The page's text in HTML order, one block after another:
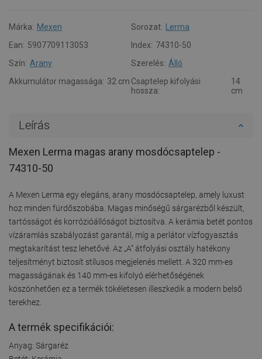
Márka: Mexen Sorozat:
Lerma
Ean: 5907709113053 Index: 74310-50
Szín: Arany Szerelés: Álló
Akkumulátor magassága: 32 cm Csaptelep kifolyási
hossza:
14
cm
Leírás
Mexen Lerma magas arany mosdócsaptelep -
74310-50
A Mexen Lerma egy elegáns, arany mosdócsaptelep, amely luxust
hoz minden fürdőszobába. Magas minőségű sárgarézből készült,
tartósságot és korrózióállóságot biztosítva. A kerámia betét pontos
vízáramlás szabályozást garantál, míg a perlátor vízfogyasztás
megtakarítást tesz lehetővé. Az „A” átfolyási osztály hatékony
teljesítményt biztosít stílusos megjelenés mellett. A 320 mm-es
magasságának és 140 mm-es kifolyó elérhetőségének
köszönhetően ez a termék tökéletesen illeszkedik a modern belső
terekhez.
A termék specifikációi:
Anyag: Sárgaréz